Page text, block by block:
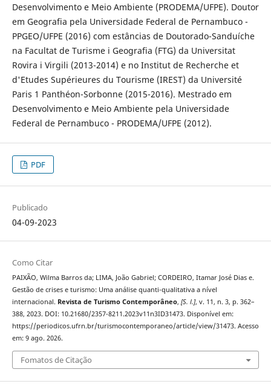
Desenvolvimento e Meio Ambiente (PRODEMA/UFPE). Doutor
em Geografia pela Universidade Federal de Pernambuco -
PPGEO/UFPE (2016) com estâncias de Doutorado-Sanduíche
na Facultat de Turisme i Geografia (FTG) da Universitat
Rovira i Virgili (2013-2014) e no Institut de Recherche et
d'Etudes Supérieures du Tourisme (IREST) da Université
Paris 1 Panthéon-Sorbonne (2015-2016). Mestrado em
Desenvolvimento e Meio Ambiente pela Universidade
Federal de Pernambuco - PRODEMA/UFPE (2012).
PDF
Publicado
04-09-2023
Como Citar
PAIXÃO, Wilma Barros da; LIMA, João Gabriel; CORDEIRO, Itamar José Dias e.
Gestão de crises e turismo: Uma análise quanti-qualitativa a nível
internacional. Revista de Turismo Contemporâneo, [S. l.], v. 11, n. 3, p. 362–
388, 2023. DOI: 10.21680/2357-8211.2023v11n3ID31473. Disponível em:
https://periodicos.ufrn.br/turismocontemporaneo/article/view/31473. Acesso
em: 9 ago. 2026.
Fomatos de Citação